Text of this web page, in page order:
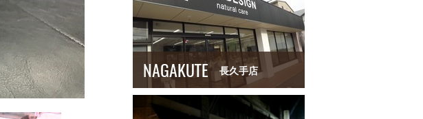
NAGAKUTE 長久手店